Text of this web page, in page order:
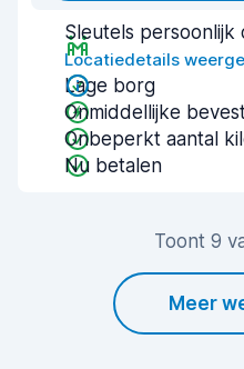
Sleutels
Locatiedetails
Lage borg
Onmiddellijke
Onbeperkt aantal
Nu betalen
Toont 9
Meer